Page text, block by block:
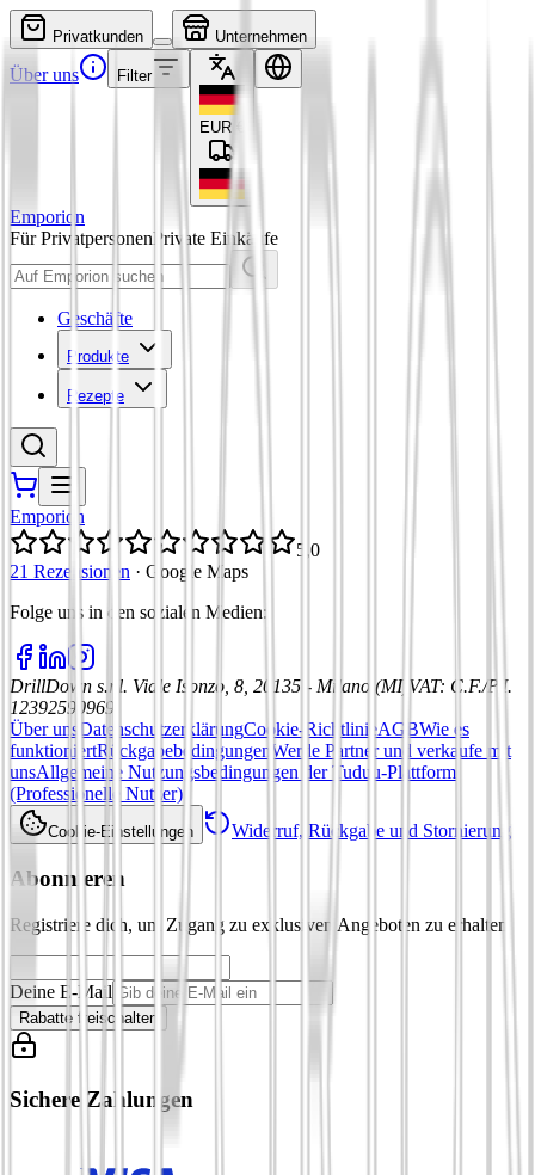
Privatkunden Unternehmen
Über uns Filter
EUR
Emporion
Für PrivatpersonenPrivate Einkäufe
Geschäfte
Produkte
Rezepte
Emporion
5,0
21 Rezensionen · Google Maps
Folge uns in den sozialen Medien:
DrillDown s.r.l. Viale Isonzo, 8, 20135 - Milano (MI) VAT: C.F./P.I.
12392590969
Über uns DatenschutzerklärungCookie-RichtlinieAGBWie es
funktioniertRückgabebedingungen Werde Partner und verkaufe mit
unsAllgemeine Nutzungsbedingungen der Tuduu-Plattform
(Professionelle Nutzer)
Cookie-Einstellungen Widerruf, Rückgabe und Stornierung
Abonnieren
Registriere dich, um Zugang zu exklusiven Angeboten zu erhalten
Deine E-Mail
Rabatte freischalten
Sichere Zahlungen